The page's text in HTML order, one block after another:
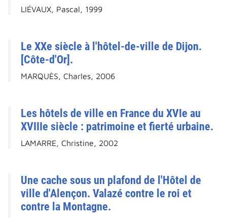
LIÉVAUX, Pascal, 1999
Le XXe siècle à l'hôtel-de-ville de Dijon.
[Côte-d'Or].
MARQUÈS, Charles, 2006
Les hôtels de ville en France du XVIe au
XVIIIe siècle : patrimoine et fierté urbaine.
LAMARRE, Christine, 2002
Une cache sous un plafond de l'Hôtel de
ville d'Alençon. Valazé contre le roi et
contre la Montagne.